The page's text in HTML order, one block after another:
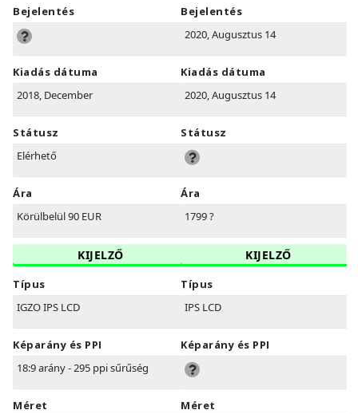
Bejelentés
Kiadás dátuma
2018, December
Státusz
Elérhető
Ára
Körülbelül 90 EUR
KIJELZŐ
Típus
IGZO IPS LCD
Képarány és PPI
18:9 arány - 295 ppi sűrűség
Méret
Bejelentés
2020, Augusztus 14
Kiadás dátuma
2020, Augusztus 14
Státusz
Ára
1799 ?
KIJELZŐ
Típus
IPS LCD
Képarány és PPI
Méret